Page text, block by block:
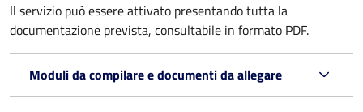
Il servizio può essere attivato presentando tutta la
documentazione prevista, consultabile in formato PDF.
Moduli da compilare e documenti da allegare